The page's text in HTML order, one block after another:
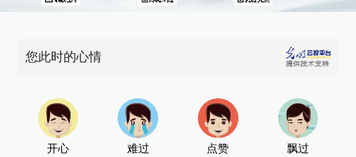
您此时的心情
开心 难过 点赞 飘过